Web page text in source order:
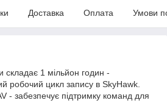
Доставка Оплата Умови
складає 1 мільйон годин -
робочий цикл запису в SkyHawk.
- забезпечує підтримку команд для